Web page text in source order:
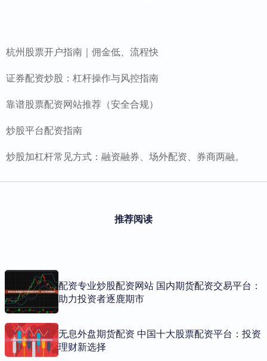
杭州股票开户指南｜佣金低、流程快
证券配资炒股：杠杆操作与风控指南
靠谱股票配资网站推荐（安全合规）
炒股平台配资指南
炒股加杠杆常见方式：融资融券、场外配资、券商两融。
推荐阅读
配资专业炒股配资网站 国内期货配资交易平台：
助力投资者逐鹿期市
无息外盘期货配资 中国十大股票配资平台：投资
理财新选择